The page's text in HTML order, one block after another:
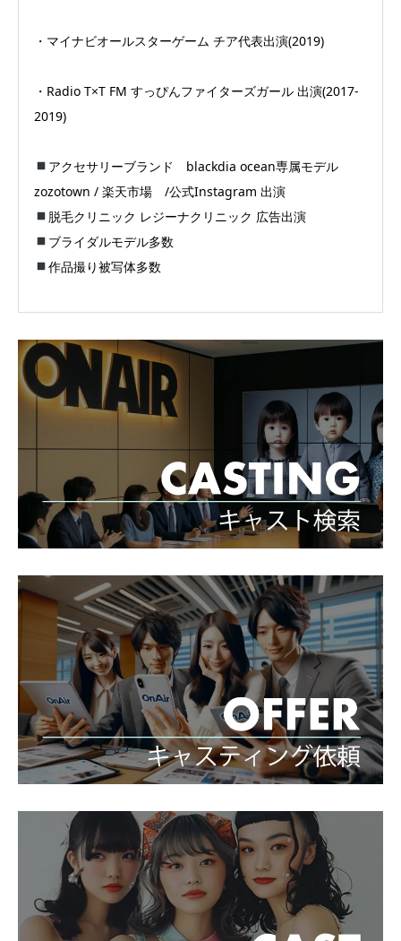
・マイナビオールスターゲーム チア代表出演(2019)
・Radio T×T FM すっぴんファイターズガール 出演(2017-
2019)
アクセサリーブランド blackdia ocean専属モデル
zozotown / 楽天市場 /公式Instagram 出演
脱毛クリニック レジーナクリニック 広告出演
ブライダルモデル多数
作品撮り被写体多数